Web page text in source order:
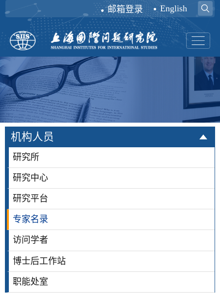
邮箱登录 English
机构人员
研究所
研究中心
研究平台
专家名录
访问学者
博士后工作站
职能处室